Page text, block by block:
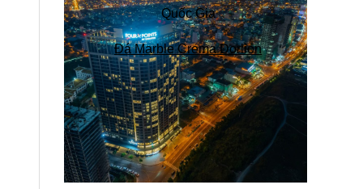
Quốc Gia
Đá Marble Crema Dorlion